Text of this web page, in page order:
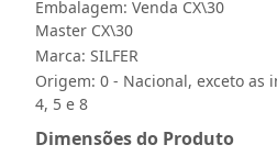
Embalagem: Venda CX\30
Master CX\30
Marca: SILFER
Origem: 0 - Nacional, exceto as
4, 5 e 8
Dimensões do Produto